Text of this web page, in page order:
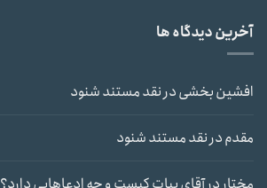
آخرین دیدگاه ها
افشین بخشیدرنقد مستند شنود
مقدمدرنقد مستند شنود